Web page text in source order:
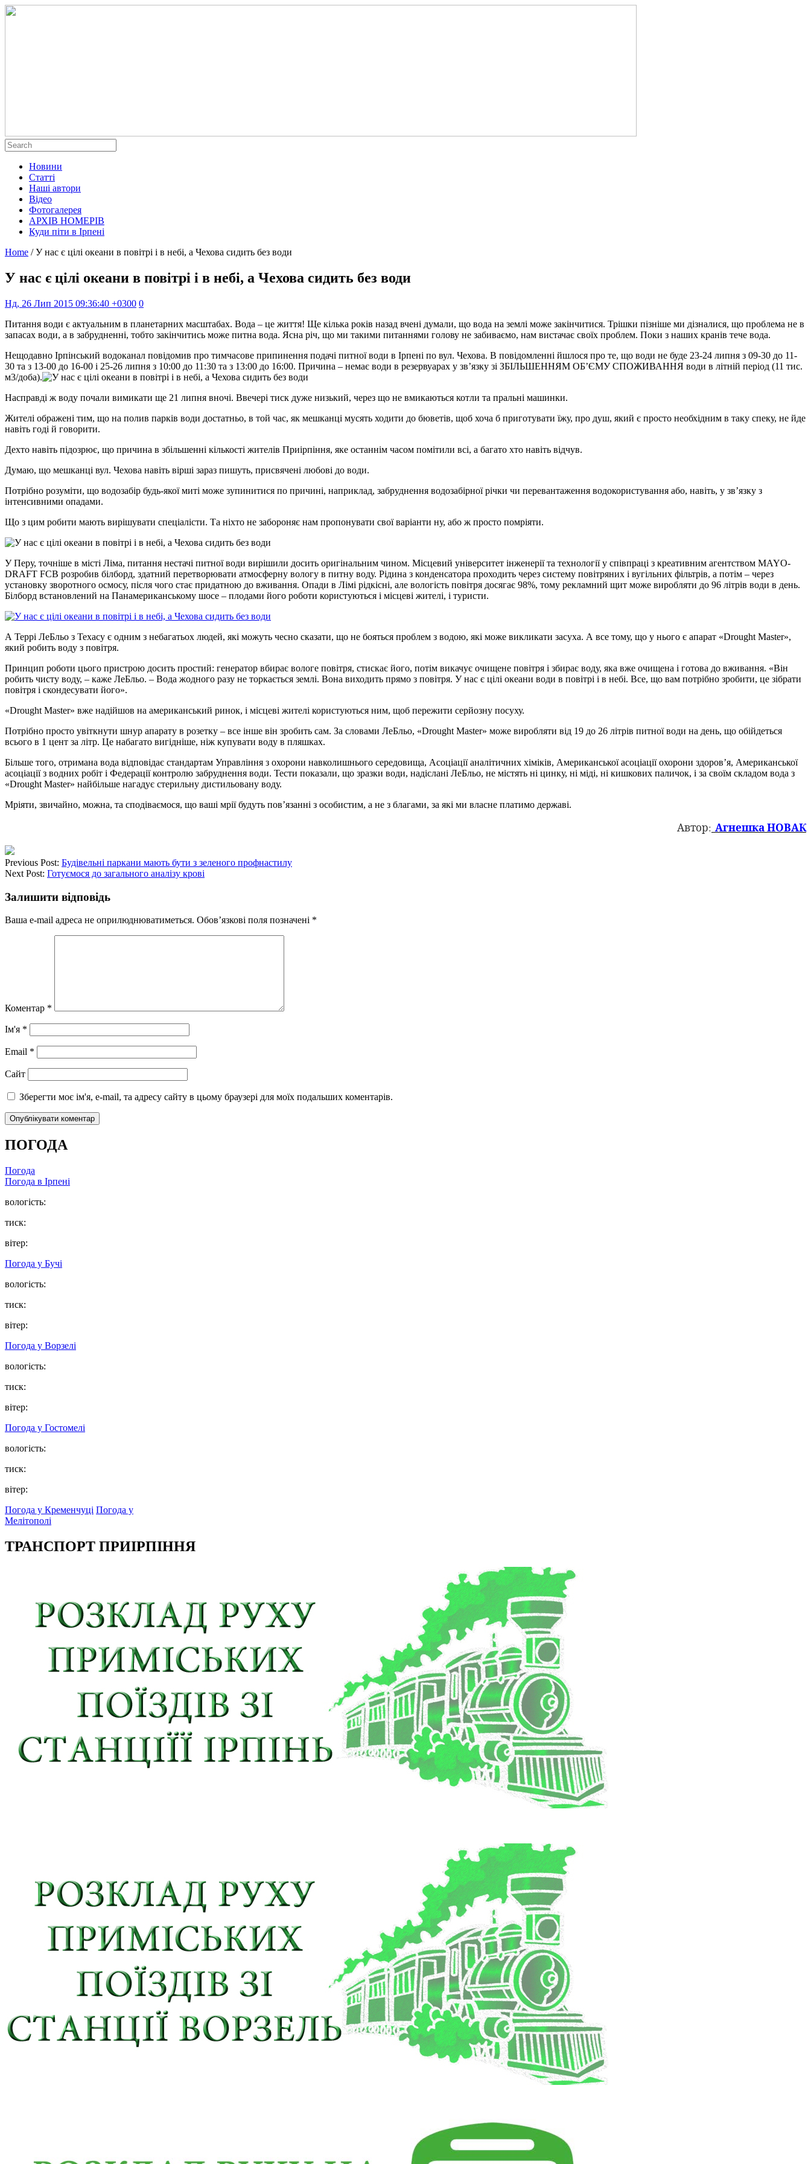
Новини
Статті
Наші автори
Відео
Фотогалерея
АРХІВ НОМЕРІВ
Куди піти в Ірпені
Home / У нас є цілі океани в повітрі і в небі, а Чехова сидить без води
У нас є цілі океани в повітрі і в небі, а Чехова сидить без води
Нд, 26 Лип 2015 09:36:40 +0300 0
Питання води є актуальним в планетарних масштабах. Вода – це життя! Ще кілька років назад вчені думали, що вода на землі може закінчитися. Трішки пізніше ми дізналися, що проблема не в
запасах води, а в забрудненні, тобто закінчитись може питна вода. Ясна річ, що ми такими питаннями голову не забиваємо, нам вистачає своїх проблем. Поки з наших кранів тече вода.
Нещодавно Ірпінський водоканал повідомив про тимчасове припинення подачі питної води в Ірпені по вул. Чехова. В повідомленні йшлося про те, що води не буде 23-24 липня з 09-30 до 11-
30 та з 13-00 до 16-00 і 25-26 липня з 10:00 до 11:30 та з 13:00 до 16:00. Причина – немає води в резервуарах у зв’язку зі ЗБІЛЬШЕННЯМ ОБ’ЄМУ СПОЖИВАННЯ води в літній період (11 тис.
м3/доба).
Насправді ж воду почали вимикати ще 21 липня вночі. Ввечері тиск дуже низький, через що не вмикаються котли та пральні машинки.
Жителі ображені тим, що на полив парків води достатньо, в той час, як мешканці мусять ходити до бюветів, щоб хоча б приготувати їжу, про душ, який є просто необхідним в таку спеку, не йде
навіть годі й говорити.
Дехто навіть підозрює, що причина в збільшенні кількості жителів Приірпіння, яке останнім часом помітили всі, а багато хто навіть відчув.
Думаю, що мешканці вул. Чехова навіть вірші зараз пишуть, присвячені любові до води.
Потрібно розуміти, що водозабір будь-якої миті може зупинитися по причині, наприклад, забруднення водозабірної річки чи перевантаження водокористування або, навіть, у зв’язку з
інтенсивними опадами.
Що з цим робити мають вирішувати спеціалісти. Та ніхто не забороняє нам пропонувати свої варіанти ну, або ж просто помріяти.
У Перу, точніше в місті Ліма, питання нестачі питної води вирішили досить оригінальним чином. Місцевий університет інженерії та технології у співпраці з креативним агентством MAYO-
DRAFT FCB розробив білборд, здатний перетворювати атмосферну вологу в питну воду. Рідина з конденсатора проходить через систему повітряних і вугільних фільтрів, а потім – через
установку зворотного осмосу, після чого стає придатною до вживання. Опади в Лімі рідкісні, але вологість повітря досягає 98%, тому рекламний щит може виробляти до 96 літрів води в день.
Білборд встановлений на Панамериканському шосе – плодами його роботи користуються і місцеві жителі, і туристи.
А Террі ЛеБльо з Техасу є одним з небагатьох людей, які можуть чесно сказати, що не бояться проблем з водою, які може викликати засуха. А все тому, що у нього є апарат «Drought Master»,
який робить воду з повітря.
Принцип роботи цього пристрою досить простий: генератор вбирає вологе повітря, стискає його, потім викачує очищене повітря і збирає воду, яка вже очищена і готова до вживання. «Він
робить чисту воду, – каже ЛеБльо. – Вода жодного разу не торкається землі. Вона виходить прямо з повітря. У нас є цілі океани води в повітрі і в небі. Все, що вам потрібно зробити, це зібрати
повітря і скондесувати його».
«Drought Master» вже надійшов на американський ринок, і місцеві жителі користуються ним, щоб пережити серйозну посуху.
Потрібно просто увіткнути шнур апарату в розетку – все інше він зробить сам. За словами ЛеБльо, «Drought Master» може виробляти від 19 до 26 літрів питної води на день, що обійдеться
всього в 1 цент за літр. Це набагато вигідніше, ніж купувати воду в пляшках.
Більше того, отримана вода відповідає стандартам Управління з охорони навколишнього середовища, Асоціації аналітичних хіміків, Американської асоціації охорони здоров’я, Американської
асоціації з водних робіт і Федерації контролю забруднення води. Тести показали, що зразки води, надіслані ЛеБльо, не містять ні цинку, ні міді, ні кишкових паличок, і за своїм складом вода з
«Drought Master» найбільше нагадує стерильну дистильовану воду.
Мріяти, звичайно, можна, та сподіваємося, що ваші мрії будуть пов’язанні з особистим, а не з благами, за які ми власне платимо державі.
Автор: Агнешка НОВАК
Previous Post: Будівельні паркани мають бути з зеленого профнастилу
Next Post: Готуємося до загального аналізу крові
Залишити відповідь
Ваша e-mail адреса не оприлюднюватиметься. Обов’язкові поля позначені *
Коментар *
Ім'я *
Email *
Сайт
Зберегти моє ім'я, e-mail, та адресу сайту в цьому браузері для моїх подальших коментарів.
ПОГОДА
Погода
Погода в Ірпені
вологість:
тиск:
вітер:
Погода у Бучі
вологість:
тиск:
вітер:
Погода у Ворзелі
вологість:
тиск:
вітер:
Погода у Гостомелі
вологість:
тиск:
вітер:
Погода у Кременчуці Погода у
Мелітополі
ТРАНСПОРТ ПРИІРПІННЯ